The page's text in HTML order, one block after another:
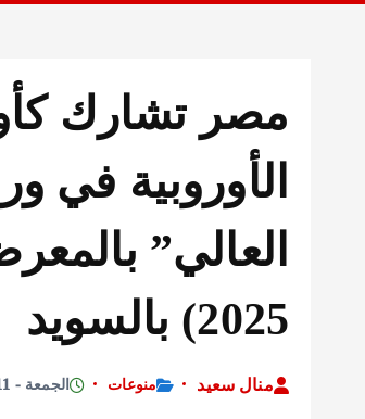
مصر تشارك
الأوروبية في
2025) بالسويد
منال سعيد منوعات الجمعة - 11 سبتمبر 2025 - 12:03 مساءً